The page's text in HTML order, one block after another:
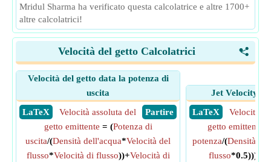
Mridul Sharma ha verificato questa calcolatrice e altre 1700+
altre calcolatrici!
<
Velocità del getto Calcolatrici
Velocità del getto data la potenza di
uscita
​ LaTeX
​ Partire
Velocità assoluta del
getto emittente = (Potenza di
uscita/(Densità dell'acqua*Velocità del
flusso*Velocità di flusso))+Velocità di
Jet Velocity
​ LaTeX
Velocità
getto emittente
potenza/(Densità
flusso*0.5)))+